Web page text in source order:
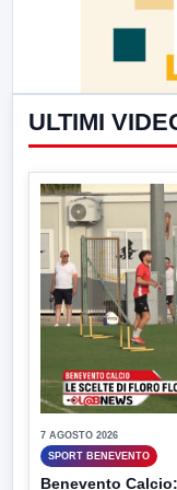
ULTIMI
7 AGOSTO 2026
SPORT BENEVENTO
Benevento